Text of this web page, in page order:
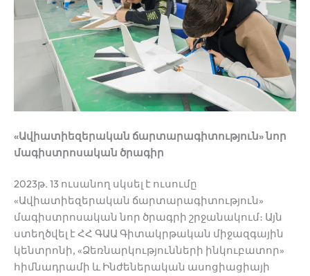
«Ավիատիեզերական ճարտարագիտություն»նոր
մագիստրոսական ծրագիր
2023թ. 13 ուսանող սկսել է ուսումը
«Ավիատիեզերական ճարտարագիտություն»
մագիստրոսական նոր ծրագրի շրջանակում։ Այն
ստեղծվել է ՀՀ ԳԱԱ Գիտակրթական միջազգային
կենտրոնի, «Ձեռնարկությունների ինկուբատոր»
հիմնադրամի և Ինժեներական ասոցիացիայի